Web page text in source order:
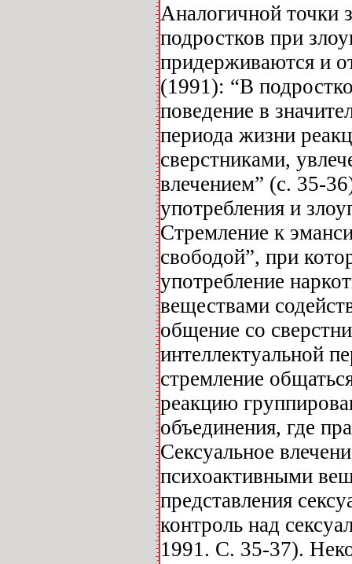
Аналогичной точки
подростков при
придерживаются и
(1991): “В
поведение в
периода жизни
сверстниками,
влечением” (с. 35-
употребления и
Стремление к
свободой”, при
употребление
веществами
общение со
интеллектуальной
стремление
реакцию
объединения, где
Сексуальное
психоактивными
представления
контроль над
1991. С. 35-37).